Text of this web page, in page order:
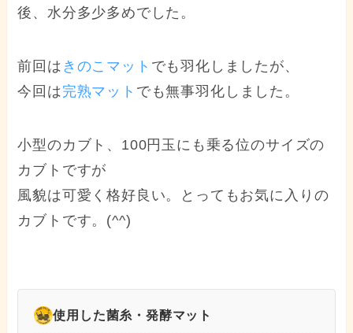
後、水分多少多めでした。
前回は きのこマット でも羽化しましたが、
今回は完熟マット でも無事羽化しました。
小型のカブト、100円玉にも乗る位のサイズの
カブトですが
風貌は可愛く格好良い。とってもお気に入りの
カブトです。(^^)
使用した菌糸・発酵マット